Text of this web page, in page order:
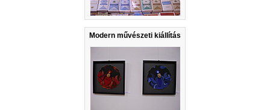
Modern művészeti kiállítás